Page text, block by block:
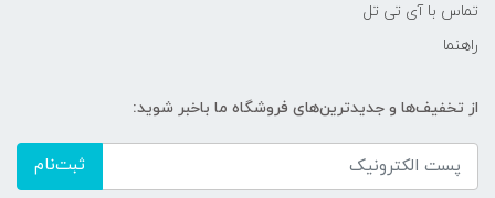
تماس با آی تی تل
راهنما
از تخفیف‌ها و جدیدترین‌های فروشگاه ما باخبر شوید:
ثبت‌نام